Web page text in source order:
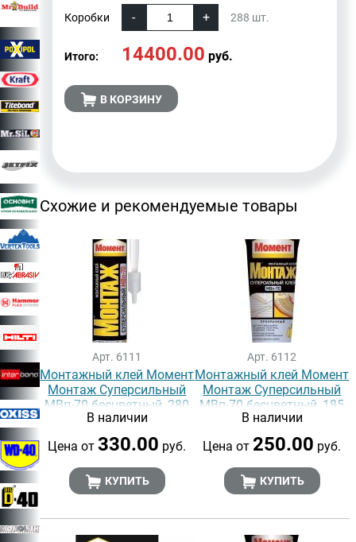
Коробки 288 шт.
Итого: 14400.00 руб.
В КОРЗИНУ
Схожие и рекомендуемые товары
Арт. 6111
Монтажный клей Момент
Монтаж Суперсильный
МВп-70 бесцветный, 280
гр
В наличии
Цена от330.00 руб.
КУПИТЬ
Арт. 6112
Монтажный клей Момент
Монтаж Суперсильный
МВп-70 бесцветный, 185
гр
В наличии
Цена от 250.00 руб.
КУПИТЬ